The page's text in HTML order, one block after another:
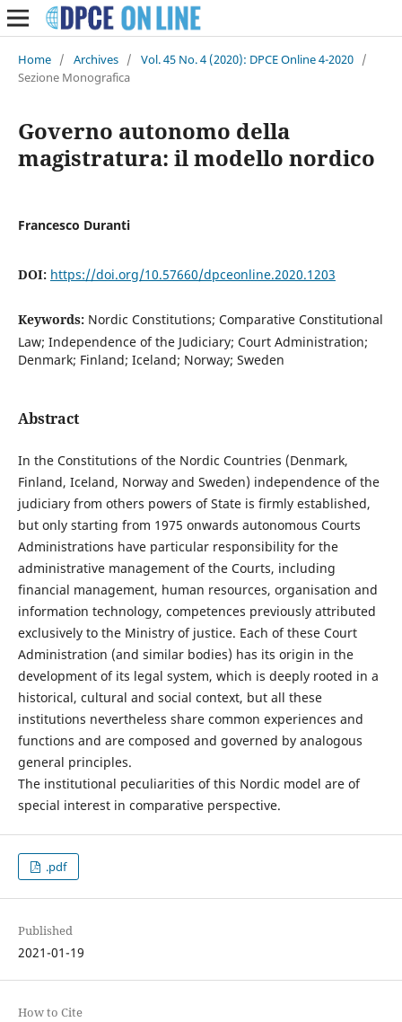
Home / Archives / Vol. 45 No. 4 (2020): DPCE Online 4-2020 /
Sezione Monografica
Governo autonomo della
magistratura: il modello nordico
Francesco Duranti
DOI: https://doi.org/10.57660/dpceonline.2020.1203
Keywords: Nordic Constitutions; Comparative Constitutional
Law; Independence of the Judiciary; Court Administration;
Denmark; Finland; Iceland; Norway; Sweden
Abstract
In the Constitutions of the Nordic Countries (Denmark,
Finland, Iceland, Norway and Sweden) independence of the
judiciary from others powers of State is firmly established,
but only starting from 1975 onwards autonomous Courts
Administrations have particular responsibility for the
administrative management of the Courts, including
financial management, human resources, organisation and
information technology, competences previously attributed
exclusively to the Ministry of justice. Each of these Court
Administration (and similar bodies) has its origin in the
development of its legal system, which is deeply rooted in a
historical, cultural and social context, but all these
institutions nevertheless share common experiences and
functions and are composed and governed by analogous
general principles.
The institutional peculiarities of this Nordic model are of
special interest in comparative perspective.
.pdf
Published
2021-01-19
How to Cite